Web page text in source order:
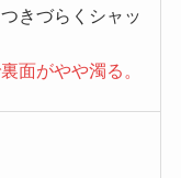
きづらくシャッ
面がやや濁る。